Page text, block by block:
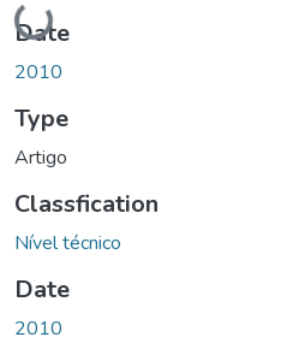
Loading...
Date
2010
Type
Artigo
Classfication
Nível técnico
Date
2010